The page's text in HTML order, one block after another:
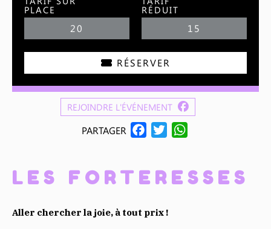
PLACE
20
RÉDUIT
15
RÉSERVER
REJOINDRE L'ÉVÉNEMENT
PARTAGER
E
O
E
T
LES FORTERESSES
Aller chercher la joie, à tout prix !